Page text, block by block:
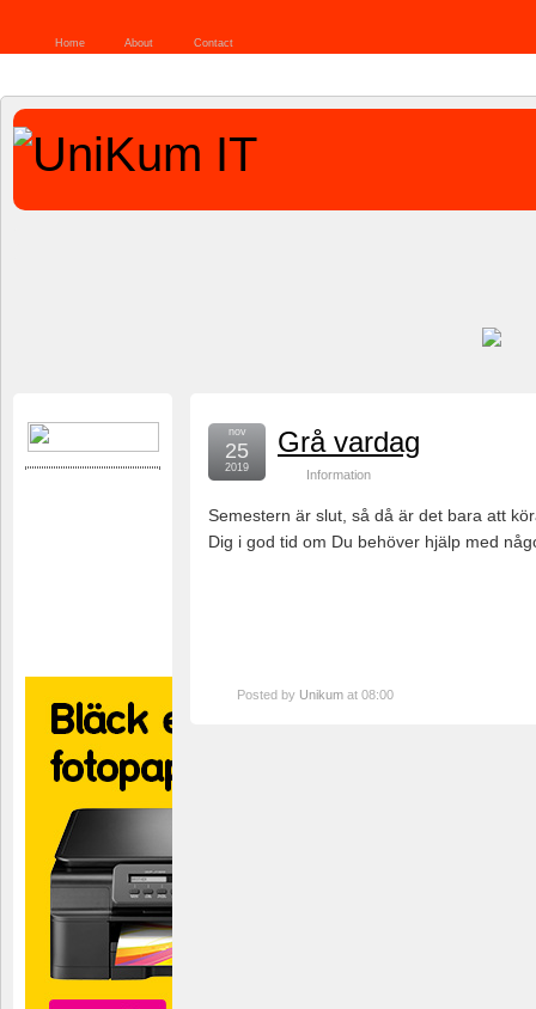
Home About Contact
Grå vardag
Information
nov
25
2019
Semestern är slut, så då är det bara att
Dig i god tid om Du behöver hjälp med
Posted by Unikum at 08:00